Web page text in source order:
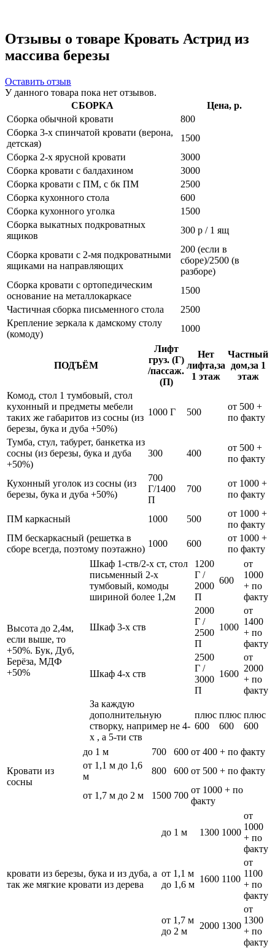
Отзывы о товаре Кровать Астрид из
массива березы
Оставить отзыв
У данного товара пока нет отзывов.
СБОРКА
Цена, р.
Сборка обычной кровати
800
Сборка 3-х спинчатой кровати (верона,
детская)
1500
Сборка 2-х ярусной кровати
3000
Сборка кровати с балдахином
3000
Сборка кровати с ПМ, с бк ПМ
2500
Сборка кухонного стола
600
Сборка кухонного уголка
1500
Сборка выкатных подкроватных
ящиков
300 р / 1 ящ
Сборка кровати с 2-мя подкроватными
ящиками на направляющих
200 (если в
сборе)/2500 (в
разборе)
Сборка кровати с ортопедическим
основание на металлокаркасе
1500
Частичная сборка письменного стола
2500
Крепление зеркала к дамскому столу
(комоду)
1000
ПОДЪЁМ
Лифт
груз. (Г)
/пассаж.
(П)
Нет
лифта,за
1 этаж
Частный
дом,за 1
этаж
Комод, стол 1 тумбовый, стол
кухонный и предметы мебели
таких же габаритов из сосны (из
березы, бука и дуба +50%)
1000 Г 500
от 500 +
по факту
Тумба, стул, табурет, банкетка из
сосны (из березы, бука и дуба
+50%)
300 400
от 500 +
по факту
Кухонный уголок из сосны (из
березы, бука и дуба +50%)
700
Г/1400
П
700
от 1000 +
по факту
ПМ каркасный 1000 500
от 1000 +
по факту
ПМ бескаркасный (решетка в
сборе всегда, поэтому поэтажно)
1000 600
от 1000 +
по факту
Высота до 2,4м,
если выше, то
+50%. Бук, Дуб,
Берёза, МДФ
+50%
Шкаф 1-ств/2-х ст, стол
письменный 2-х
тумбовый, комоды
шириной более 1,2м
1200
Г /
2000
П
600
от
1000
+ по
факту
Шкаф 3-х ств
2000
Г /
2500
П
1000
от
1400
+ по
факту
Шкаф 4-х ств
2500
Г /
3000
П
1600
от
2000
+ по
факту
За каждую
дополнительную
створку, например не 4-
х , а 5-ти ств
плюс
600
плюс
600
плюс
600
Кровати из
сосны
до 1 м 700 600 от 400 + по факту
от 1,1 м до 1,6
м
800 600 от 500 + по факту
от 1,7 м до 2 м 1500 700
от 1000 + по
факту
кровати из березы, бука и из дуба, а
так же мягкие кровати из дерева
до 1 м 1300 1000
от
1000
+ по
факту
от 1,1 м
до 1,6 м
1600 1100
от
1100
+ по
факту
от 1,7 м
до 2 м
2000 1300
от
1300
+ по
факту